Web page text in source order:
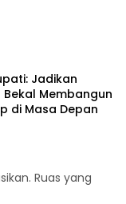
Jadikan
Membangun
di Masa Depan
Ruas yang